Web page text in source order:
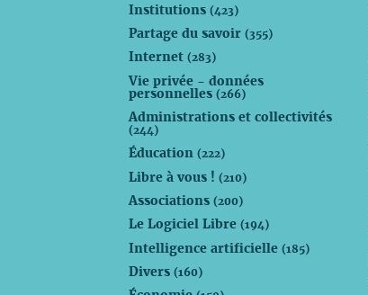
Institutions(423)
Partage du savoir(355)
Internet(283)
Vie privée - données
personnelles(266)
Administrations et collectivités
(244)
Éducation(222)
Libre à vous !(210)
Associations(200)
Le Logiciel Libre(194)
Intelligence artificielle(185)
Divers(160)